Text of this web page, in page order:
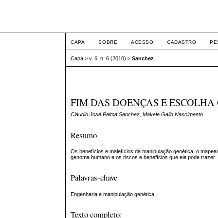
CAPA SOBRE ACESSO CADASTRO
Capa >v. 6, n. 6 (2010) >Sanchez
FIM DAS DOENÇAS E
Claudio José Palma Sanchez, Makele Galio Nascimento
Resumo
Os benefícios e malefícios da manipulação genética, o
genoma humano e os riscos e benefícios que ele pode trazer.
Palavras-chave
Engenharia e manipulação genética
Texto completo: